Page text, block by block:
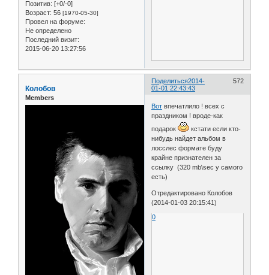
Позитив: [+0/-0]
Возраст: 56 [1970-05-30]
Провел на форуме:
Не определено
Последний визит:
2015-06-20 13:27:56
Поделиться 572
2014-
01-01 22:43:43
Колобов
Members
Вот впечатлило ! всех с
праздником ! вроде-как
подарок
кстати если кто-
нибудь найдет альбом в
лосслес формате буду
крайне признателен за
ссылку (320 mb\sec у самого
есть)
Отредактировано Колобов
(2014-01-03 20:15:41)
0